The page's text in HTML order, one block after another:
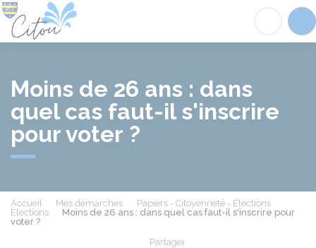
Moins de 26 ans : dans
quel cas faut-il s'inscrire
pour voter ?
Accueil Mes démarches
Papiers - Citoyenneté - Élections
Élections
Moins de 26 ans : dans quel cas faut-il s'inscrire pour
voter ?
Partager